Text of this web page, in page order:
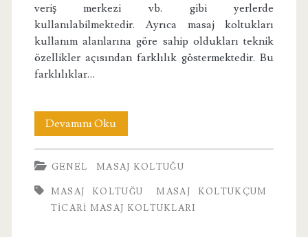
veriş merkezi vb. gibi yerlerde
kullanılabilmektedir. Ayrıca masaj koltukları
kullanım alanlarına göre sahip oldukları teknik
özellikler açısından farklılık göstermektedir. Bu
farklılıklar…
Devamını OkuTicari
Masaj
Koltukları
GENEL MASAJ KOLTUĞU
MASAJ KOLTUĞU
MASAJ KOLTUKÇUM
TICARI MASAJ KOLTUKLARI